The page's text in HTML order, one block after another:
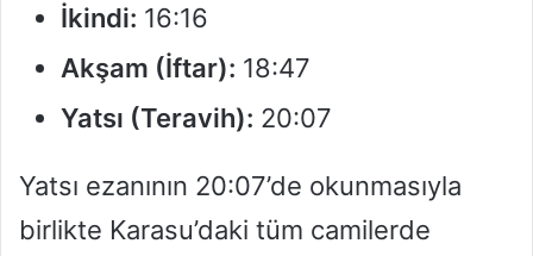
İkindi: 16:16
Akşam (İftar): 18:47
Yatsı (Teravih): 20:07
Yatsı ezanının 20:07’de okunmasıyla
birlikte Karasu’daki tüm camilerde